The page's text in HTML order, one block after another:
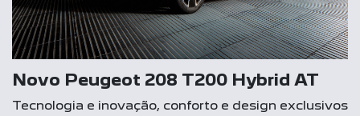
Novo Peugeot 208 T200 Hybrid AT
Tecnologia e inovação, conforto e design exclusivos